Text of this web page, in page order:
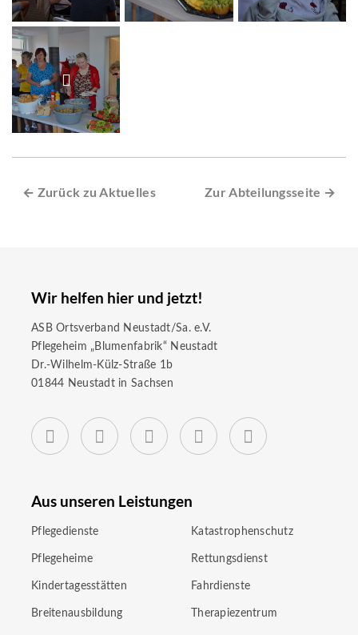
← Zurück zu Aktuelles Zur Abteilungsseite →
Wir helfen hier und jetzt!
ASB Ortsverband Neustadt/Sa. e.V.
Pflegeheim „Blumenfabrik“ Neustadt
Dr.-Wilhelm-Külz-Straße 1b
01844 Neustadt in Sachsen
Aus unseren Leistungen
Pflegedienste
Pflegeheime
Kindertagesstätten
Breitenausbildung
Katastrophenschutz
Rettungsdienst
Fahrdienste
Therapiezentrum